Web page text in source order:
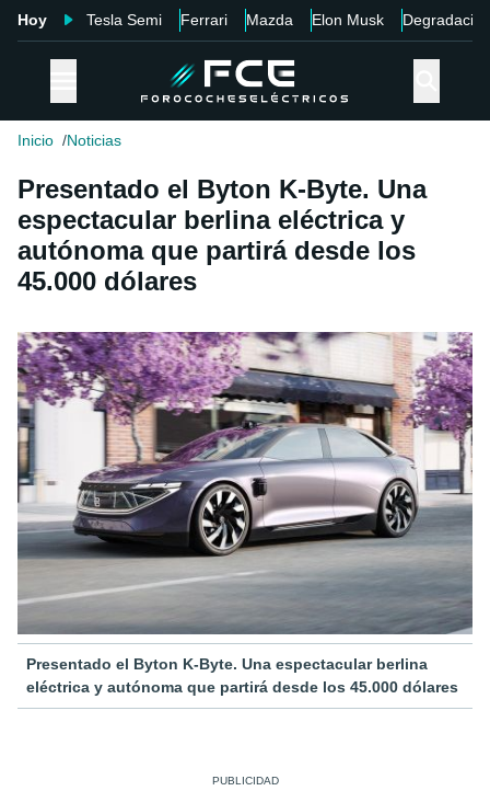
Hoy Tesla Semi Ferrari Mazda Elon Musk Degradación
Inicio Noticias
Presentado el Byton K-Byte. Una
espectacular berlina eléctrica y
autónoma que partirá desde los
45.000 dólares
Presentado el Byton K-Byte. Una espectacular berlina
eléctrica y autónoma que partirá desde los 45.000 dólares